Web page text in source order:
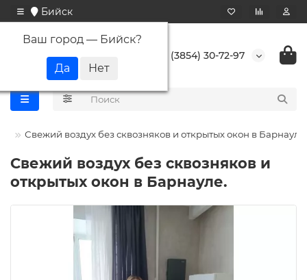
Бийск
Ваш город — Бийск?
+7 (3854) 30-72-97
Свежий воздух без сквозняков и открытых окон в Барнауле.
Свежий воздух без сквозняков и
открытых окон в Барнауле.